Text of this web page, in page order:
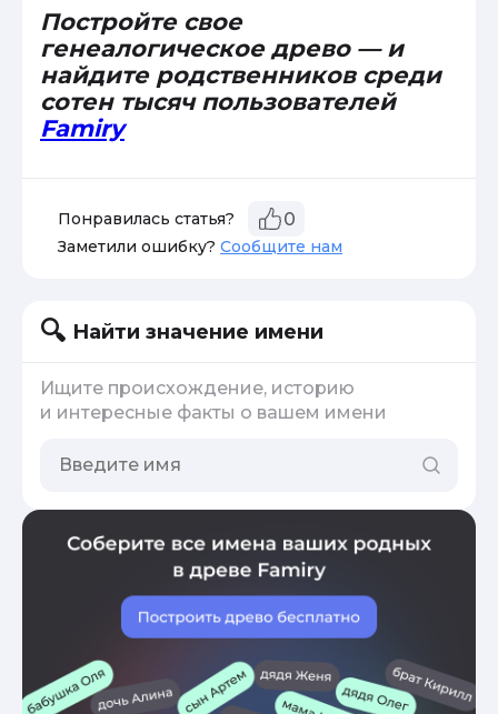
Постройте свое
генеалогическое древо — и
найдите родственников среди
сотен тысяч пользователей
Famiry
Понравилась статья? 0
Заметили ошибку? Сообщите нам
Найти значение имени
Ищите происхождение, историю
и интересные факты о вашем имени